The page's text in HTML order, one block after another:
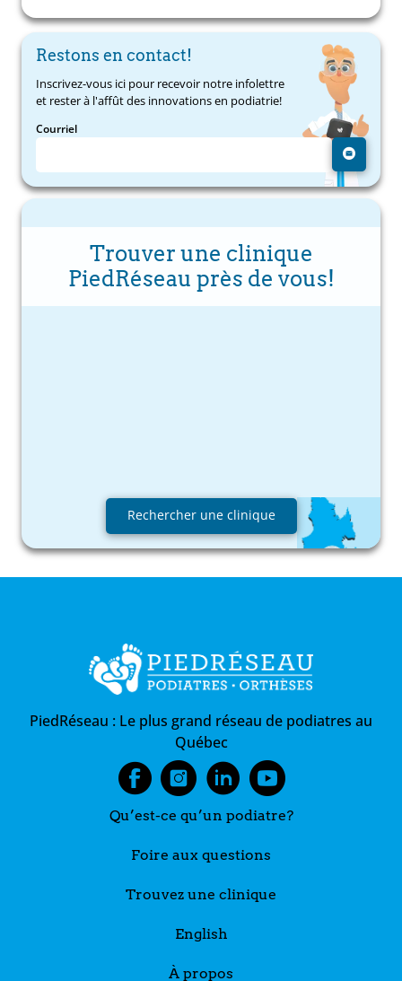
Restons en contact!
Inscrivez-vous ici pour recevoir notre infolettre
et rester à l'affût des innovations en podiatrie!
Courriel
Trouver une clinique
PiedRéseau près de vous!
Rechercher une clinique
PiedRéseau : Le plus grand réseau de podiatres au
Québec
Qu’est-ce qu’un podiatre?
Foire aux questions
Trouvez une clinique
English
À propos